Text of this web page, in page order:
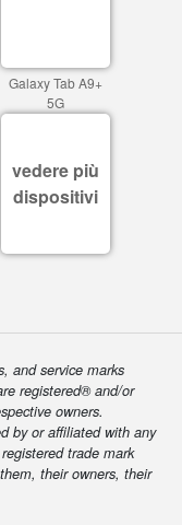
Galaxy Tab A9+
5G
vedere più
dispositivi
and service marks
registered® and/or
owners.
by or affiliated with any
trade mark
their owners, their